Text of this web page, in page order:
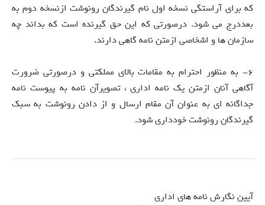
که برای آراستگی نسخه اول نام گیرندگان رونوشت ازنسخه دوم به
بعددرج می شود. درصورتی که این حق گیرنده است که بداند چه
سازمان ها و اشخاصی ازمتن نامه گاهی دارند.
6- به منظور احترام به مقامات بالای مملکتی و درصورتی ضرورت
آگاهی آنان ازمتن یک نامه اداری ، تصویرآن نامه به پیوست نامه
جداگانه ای به عنوان آن مقام ارسال و از دادن رونوشت به سبک
گیرندگان رونوشت خودداری شود.
آیین نگارش نامه های اداری